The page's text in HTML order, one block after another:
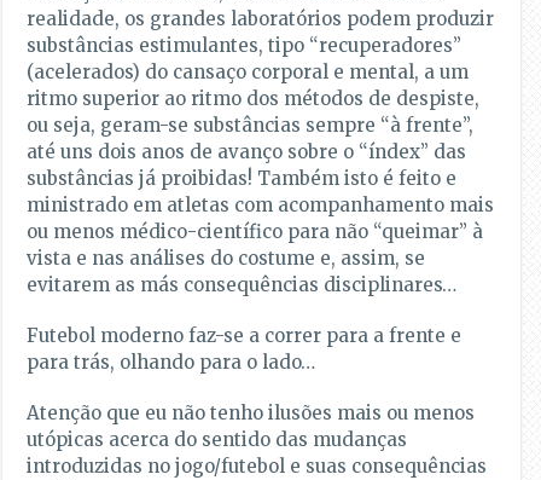
realidade, os grandes laboratórios podem produzir
substâncias estimulantes, tipo “recuperadores”
(acelerados) do cansaço corporal e mental, a um
ritmo superior ao ritmo dos métodos de despiste,
ou seja, geram-se substâncias sempre “à frente”,
até uns dois anos de avanço sobre o “índex” das
substâncias já proibidas! Também isto é feito e
ministrado em atletas com acompanhamento mais
ou menos médico-científico para não “queimar” à
vista e nas análises do costume e, assim, se
evitarem as más consequências disciplinares…
Futebol moderno faz-se a correr para a frente e
para trás, olhando para o lado…
Atenção que eu não tenho ilusões mais ou menos
utópicas acerca do sentido das mudanças
introduzidas no jogo/futebol e suas consequências